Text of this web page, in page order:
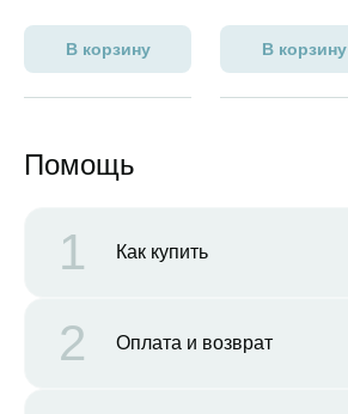
В корзину В корзину
Помощь
1 Как купить
2 Оплата и возврат